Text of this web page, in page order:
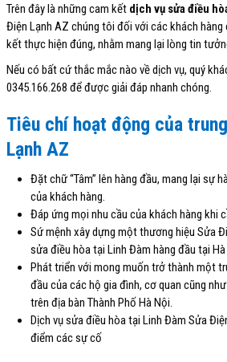
Trên đây là những cam kết dịch vụ sửa điều
Điện Lạnh AZ chúng tôi đối với các khách hàng
kết thực hiện đúng, nhằm mang lại lòng tin
Nếu có bất cứ thắc mắc nào về dịch vụ, quý
0345.166.268 để được giải đáp nhanh chóng.
Tiêu chí hoạt động của
Lạnh AZ
Đặt chữ “Tâm” lên hàng đầu, mang lại sự
của khách hàng.
Đáp ứng mọi nhu cầu của khách hàng khi
Sứ mệnh xây dựng một thương hiệu Sửa
sửa điều hòa tại Linh Đàm hàng đầu tại
Phát triển với mong muốn trở thành một
đầu của các hộ gia đình, cơ quan cũng
trên địa bàn Thành Phố Hà Nội.
Dịch vụ sửa điều hòa tại Linh Đàm Sửa
điểm các sự cố